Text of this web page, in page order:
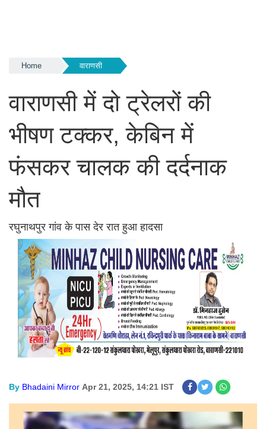
Home वाराणसी
वाराणसी में दो ट्रेलरों की
भीषण टक्कर, केबिन में
फंसकर चालक की दर्दनाक
मौत
रघुनाथपुर गांव के पास देर रात हुआ हादसा
By Bhadaini Mirror Apr 21, 2025, 14:21 IST